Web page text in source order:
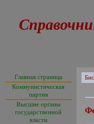
Главная страница
Коммунистическая
партия
Высшие органы
государственной
власти